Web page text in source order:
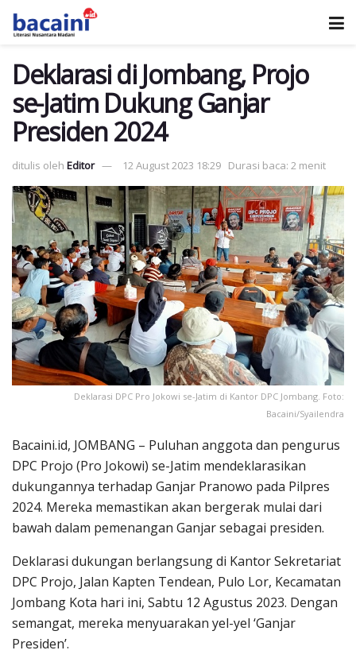
Deklarasi di Jombang, Projo
se-Jatim Dukung Ganjar
Presiden 2024
ditulis oleh Editor 12 August 2023 18:29 Durasi baca: 2 menit
Deklarasi DPC Pro Jokowi se-Jatim di Kantor DPC Jombang. Foto:
Bacaini/Syailendra
Bacaini.id, JOMBANG – Puluhan anggota dan pengurus
DPC Projo (Pro Jokowi) se-Jatim mendeklarasikan
dukungannya terhadap Ganjar Pranowo pada Pilpres
2024. Mereka memastikan akan bergerak mulai dari
bawah dalam pemenangan Ganjar sebagai presiden.
Deklarasi dukungan berlangsung di Kantor Sekretariat
DPC Projo, Jalan Kapten Tendean, Pulo Lor, Kecamatan
Jombang Kota hari ini, Sabtu 12 Agustus 2023. Dengan
semangat, mereka menyuarakan yel-yel ‘Ganjar
Presiden’.